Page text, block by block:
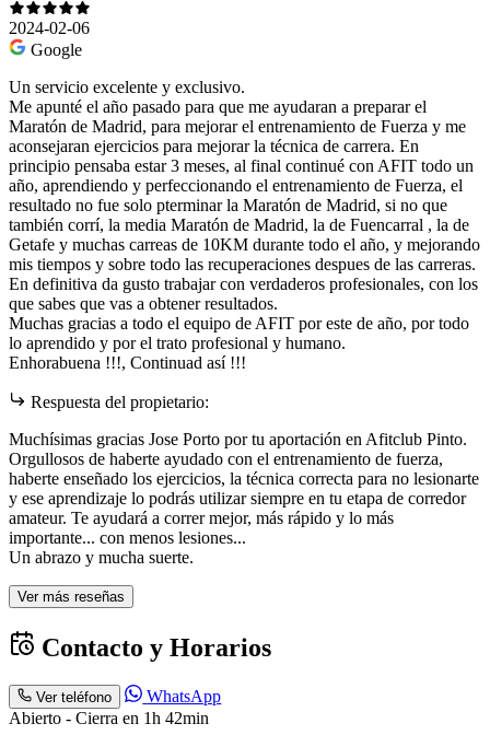
2024-02-06
Google
Un servicio excelente y exclusivo.
Me apunté el año pasado para que me ayudaran a preparar el
Maratón de Madrid, para mejorar el entrenamiento de Fuerza y me
aconsejaran ejercicios para mejorar la técnica de carrera. En
principio pensaba estar 3 meses, al final continué con AFIT todo un
año, aprendiendo y perfeccionando el entrenamiento de Fuerza, el
resultado no fue solo pterminar la Maratón de Madrid, si no que
también corrí, la media Maratón de Madrid, la de Fuencarral , la de
Getafe y muchas carreas de 10KM durante todo el año, y mejorando
mis tiempos y sobre todo las recuperaciones despues de las carreras.
En definitiva da gusto trabajar con verdaderos profesionales, con los
que sabes que vas a obtener resultados.
Muchas gracias a todo el equipo de AFIT por este de año, por todo
lo aprendido y por el trato profesional y humano.
Enhorabuena !!!, Continuad así !!!
Respuesta del propietario:
Muchísimas gracias Jose Porto por tu aportación en Afitclub Pinto.
Orgullosos de haberte ayudado con el entrenamiento de fuerza,
haberte enseñado los ejercicios, la técnica correcta para no lesionarte
y ese aprendizaje lo podrás utilizar siempre en tu etapa de corredor
amateur. Te ayudará a correr mejor, más rápido y lo más
importante... con menos lesiones...
Un abrazo y mucha suerte.
Ver más reseñas
Contacto y Horarios
Ver teléfono
WhatsApp
Abierto - Cierra en 1h 42min